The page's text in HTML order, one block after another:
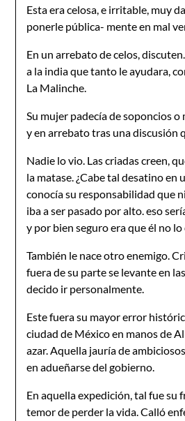
Esta era celosa, e irritable, muy
ponerle pública- mente en mal
En un arrebato de celos,
a la india que tanto le ayudara,
La Malinche.
Su mujer padecía de soponcios o
y en arrebato tras una discusión
Nadie lo vio. Las criadas creen,
la matase. ¿Cabe tal desatino en
conocía su responsabilidad que
iba a ser pasado por alto. eso
y por bien seguro era que él no lo
También le nace otro enemigo.
fuera de su parte se levante en
decido ir personalmente.
Este fuera su mayor error
ciudad de México en manos de
azar. Aquella jauría de
en adueñarse del gobierno.
En aquella expedición, tal fue su
temor de perder la vida. Calló